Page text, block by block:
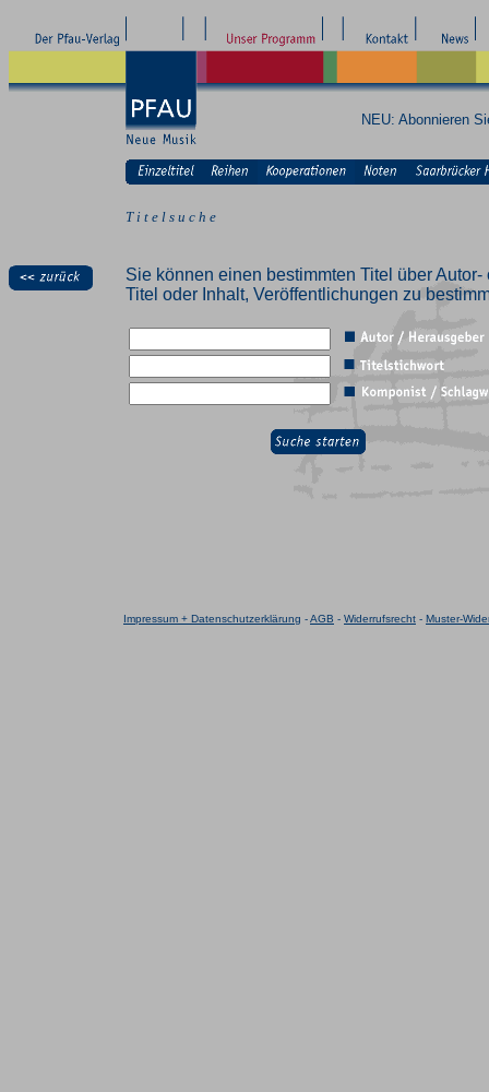
NEU: Abonnieren
T i t e l s u c h e
Sie können einen bestimmten Titel über
Titel oder Inhalt, Veröffentlichungen zu
Impressum + Datenschutzerklärung -AGB - Widerrufsrecht - Muster-